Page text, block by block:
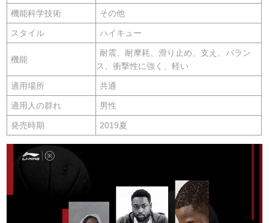
機能科学技術 その他
スタイル ハイキュー
機能
耐震、耐摩耗、滑り止め、支え、バラン
ス、衝撃性に強く、軽い
適用場所 共通
適用人の群れ 男性
発売時期 2019夏